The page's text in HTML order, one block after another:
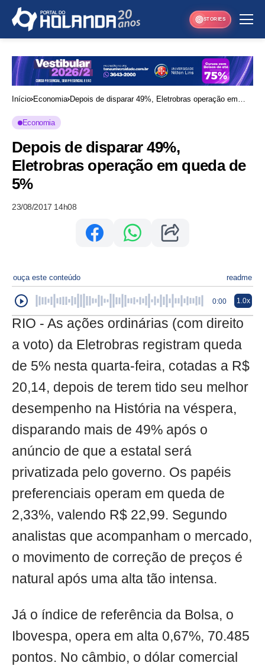
STORIES
Início Economia Depois de disparar 49%, Eletrobras operação em
Economia
Depois de disparar 49%,
Eletrobras operação em queda de
5%
23/08/2017 14h08
ouça este conteúdo readme
0:00 1.0x
RIO - As ações ordinárias (com direito
a voto) da Eletrobras registram queda
de 5% nesta quarta-feira, cotadas a R$
20,14, depois de terem tido seu melhor
desempenho na História na véspera,
disparando mais de 49% após o
anúncio de que a estatal será
privatizada pelo governo. Os papéis
preferenciais operam em queda de
2,33%, valendo R$ 22,99. Segundo
analistas que acompanham o mercado,
o movimento de correção de preços é
natural após uma alta tão intensa.
Já o índice de referência da Bolsa, o
Ibovespa, opera em alta 0,67%, 70.485
pontos. No câmbio, o dólar comercial